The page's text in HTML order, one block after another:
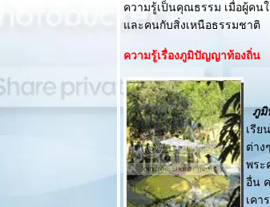
ความรู้เป็นคุณธรรม เมื่อผู้ค
ละคนกับสิ่งเหนือธรรมชาติ
ความรู้เรื่องภูมิปัญญาท้องถิ่น
ภูมิ
เรีย
ต่าง
พระ
อื่น
เคา